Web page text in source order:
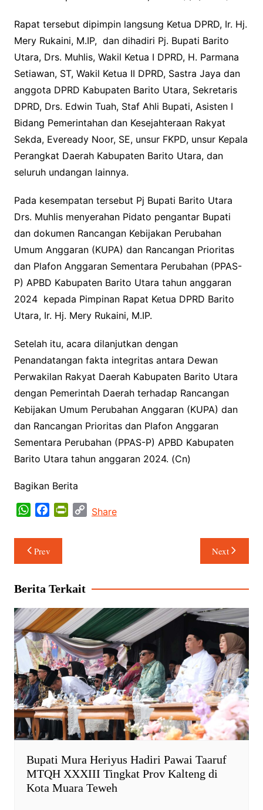
Rapat tersebut dipimpin langsung Ketua DPRD, Ir. Hj.
Mery Rukaini, M.IP, dan dihadiri Pj. Bupati Barito
Utara, Drs. Muhlis, Wakil Ketua I DPRD, H. Parmana
Setiawan, ST, Wakil Ketua II DPRD, Sastra Jaya dan
anggota DPRD Kabupaten Barito Utara, Sekretaris
DPRD, Drs. Edwin Tuah, Staf Ahli Bupati, Asisten I
Bidang Pemerintahan dan Kesejahteraan Rakyat
Sekda, Eveready Noor, SE, unsur FKPD, unsur Kepala
Perangkat Daerah Kabupaten Barito Utara, dan
seluruh undangan lainnya.
Pada kesempatan tersebut Pj Bupati Barito Utara
Drs. Muhlis menyerahan Pidato pengantar Bupati
dan dokumen Rancangan Kebijakan Perubahan
Umum Anggaran (KUPA) dan Rancangan Prioritas
dan Plafon Anggaran Sementara Perubahan (PPAS-
P) APBD Kabupaten Barito Utara tahun anggaran
2024 kepada Pimpinan Rapat Ketua DPRD Barito
Utara, Ir. Hj. Mery Rukaini, M.IP.
Setelah itu, acara dilanjutkan dengan
Penandatangan fakta integritas antara Dewan
Perwakilan Rakyat Daerah Kabupaten Barito Utara
dengan Pemerintah Daerah terhadap Rancangan
Kebijakan Umum Perubahan Anggaran (KUPA) dan
dan Rancangan Prioritas dan Plafon Anggaran
Sementara Perubahan (PPAS-P) APBD Kabupaten
Barito Utara tahun anggaran 2024. (Cn)
Bagikan Berita
W
a
t
s
p
p
c
e
b
o
k
r
i
e
n
d
l
y
C
k
Share
Navigasi
pos
Prev Next
Berita Terkait
Bupati Mura Heriyus Hadiri Pawai Taaruf
MTQH XXXIII Tingkat Prov Kalteng di
Kota Muara Teweh